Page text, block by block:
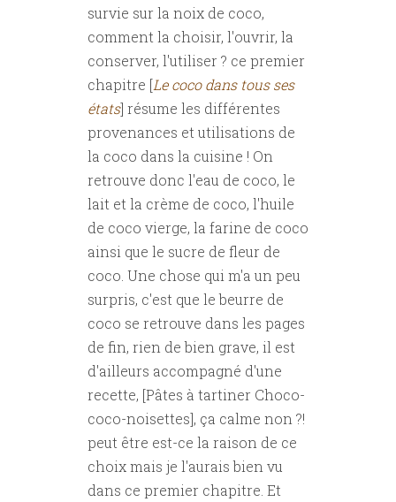
survie sur la noix de coco,
comment la choisir, l'ouvrir, la
conserver, l'utiliser ? ce premier
chapitre [Le coco dans tous ses
états] résume les différentes
provenances et utilisations de
la coco dans la cuisine ! On
retrouve donc l'eau de coco, le
lait et la crème de coco, l'huile
de coco vierge, la farine de coco
ainsi que le sucre de fleur de
coco. Une chose qui m'a un peu
surpris, c'est que le beurre de
coco se retrouve dans les pages
de fin, rien de bien grave, il est
d'ailleurs accompagné d'une
recette, [Pâtes à tartiner Choco-
coco-noisettes], ça calme non ?!
peut être est-ce la raison de ce
choix mais je l'aurais bien vu
dans ce premier chapitre. Et